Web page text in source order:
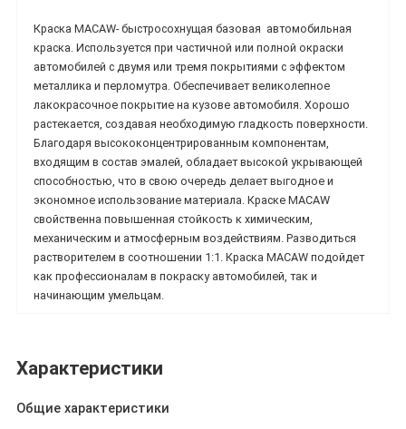
Краска MACAW-быстросохнущая базовая автомобильная
краска. Используется при частичной или полной окраски
автомобилей с двумя или тремя покрытиями с эффектом
металлика и перломутра. Обеспечивает великолепное
лакокрасочное покрытие на кузове автомобиля. Хорошо
растекается, создавая необходимую гладкость поверхности.
Благодаря высококонцентрированным компонентам,
входящим в состав эмалей, обладает высокой укрывающей
способностью, что в свою очередь делает выгодное и
экономное использование материала. Краске MACAW
свойственна повышенная стойкость к химическим,
механическим и атмосферным воздействиям. Разводиться
растворителем в соотношении 1:1. Краска MACAW подойдет
как профессионалам в покраску автомобилей, так и
начинающим умельцам.
Характеристики
Общие характеристики